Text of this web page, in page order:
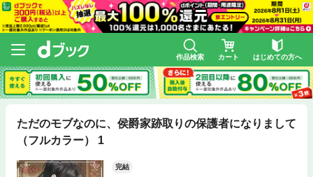
作品検索 カート はじめての方へ
ただのモブなのに、侯爵家跡取りの保護者になりまして
（フルカラー） 1
完結